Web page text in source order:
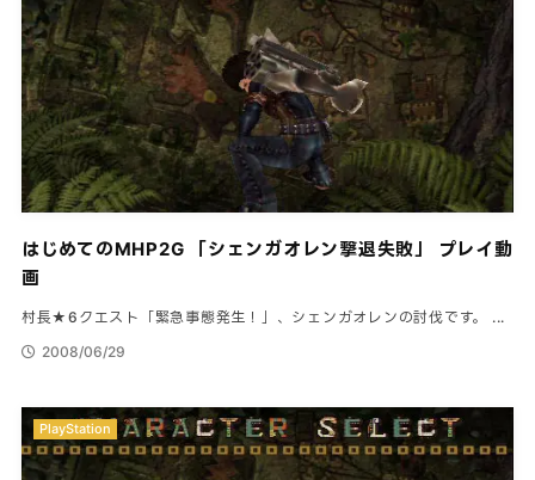
はじめてのMHP2G 「シェンガオレン撃退失敗」 プレイ動
画
村長★6クエスト「緊急事態発生！」、シェンガオレンの討伐です。 ...
2008/06/29
PlayStation